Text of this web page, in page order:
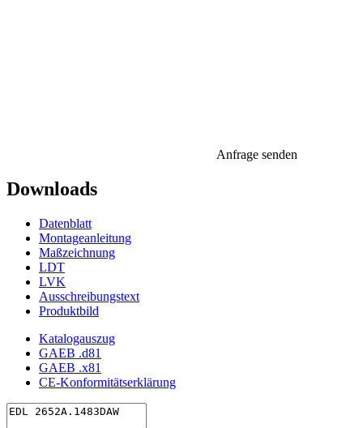
Anfrage senden
Downloads
Datenblatt
Montageanleitung
Maßzeichnung
LDT
LVK
Ausschreibungstext
Produktbild
Katalogauszug
GAEB .d81
GAEB .x81
CE-Konformitätserklärung